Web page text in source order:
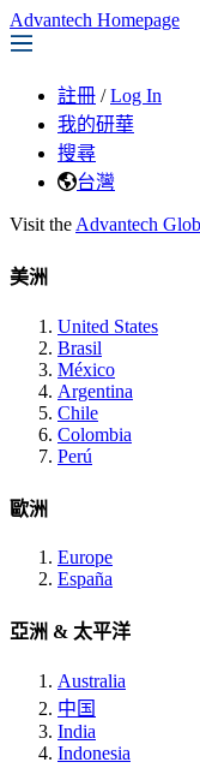
Advantech Homepage
註冊 / Log In
我的研華
搜尋
台灣
Visit the Advantech
美洲
United States
Brasil
México
Argentina
Chile
Colombia
Perú
歐洲
Europe
España
亞洲 & 太平洋
Australia
中国
India
Indonesia